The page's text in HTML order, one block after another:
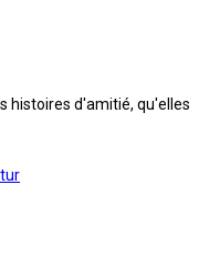
histoires d'amitié, qu'elles